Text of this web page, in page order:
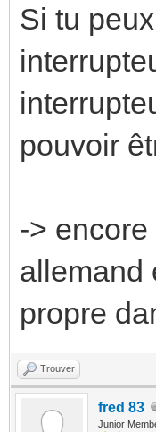
Si tu
pouvoir
->
allemand
propre
Trouver
fred 83
Junior